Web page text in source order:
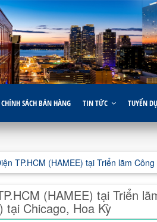
CHÍNH SÁCH BÁN HÀNG TIN TỨC TUYỂN
TP.HCM (HAMEE) tại Triển lãm
(HAMEE) tại Triển
tại Chicago, Hoa Kỳ